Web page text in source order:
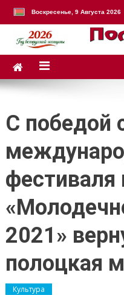
Воскресенье, 9 Августа 2026
С победой
фестиваля
2021»
полоцкая
Культура